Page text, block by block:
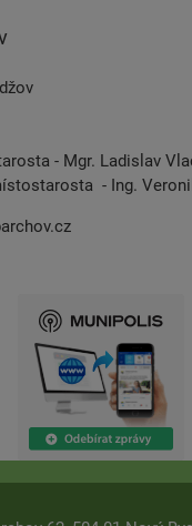
- Mgr. Ladislav
- Ing.